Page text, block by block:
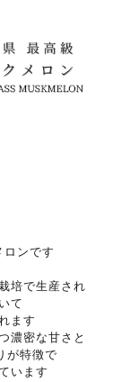
ロンです
培で生産され
て
ます
濃密な甘さと
が特徴で
います